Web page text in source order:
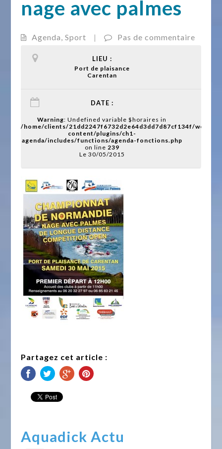
nage avec palmes
Agenda,Sport | Pas de commentaire
LIEU :
Port de plaisance
Carentan
DATE :
Warning: Undefined variable $horaires in
/home/clients/21dd2247f6732d2e64d3dd7d87cf134f/web/
content/plugins/ch1-
agenda/includes/functions/agenda-fonctions.php
on line 239
Le 30/05/2015
Partagez cet article :
Aquadick Actu